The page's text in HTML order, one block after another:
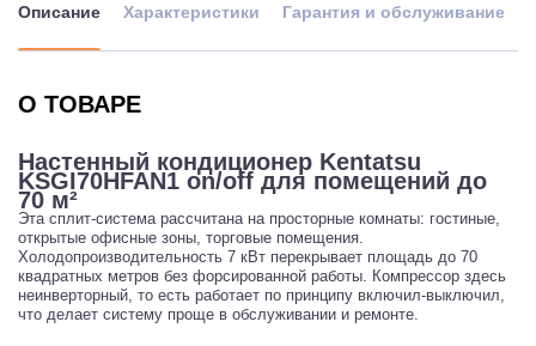
Описание Характеристики Гарантия и обслуживание
О ТОВАРЕ
Настенный кондиционер Kentatsu
KSGI70HFAN1 on/off для помещений до
70 м²
Эта сплит-система рассчитана на просторные комнаты: гостиные,
открытые офисные зоны, торговые помещения.
Холодопроизводительность 7 кВт перекрывает площадь до 70
квадратных метров без форсированной работы. Компрессор здесь
неинверторный, то есть работает по принципу включил-выключил,
что делает систему проще в обслуживании и ремонте.